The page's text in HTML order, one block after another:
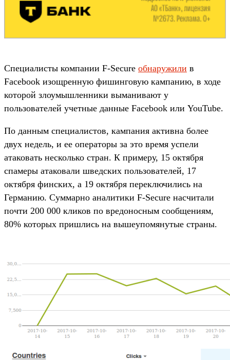
Специалисты компании F-Secure обнаружили в
Facebook изощренную фишинговую кампанию, в ходе
которой злоумышленники выманивают у
пользователей учетные данные Facebook или YouTube.
По данным специалистов, кампания активна более
двух недель, и ее операторы за это время успели
атаковать несколько стран. К примеру, 15 октября
спамеры атаковали шведских пользователей, 17
октября финских, а 19 октября переключились на
Германию. Суммарно аналитики F-Secure насчитали
почти 200 000 кликов по вредоносным сообщениям,
80% которых пришлись на вышеупомянутые страны.